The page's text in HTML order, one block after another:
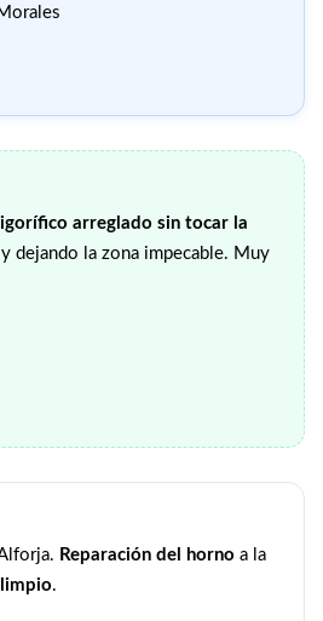
arreglado sin tocar la
dejando la zona impecable. Muy
Reparación del horno a la
.